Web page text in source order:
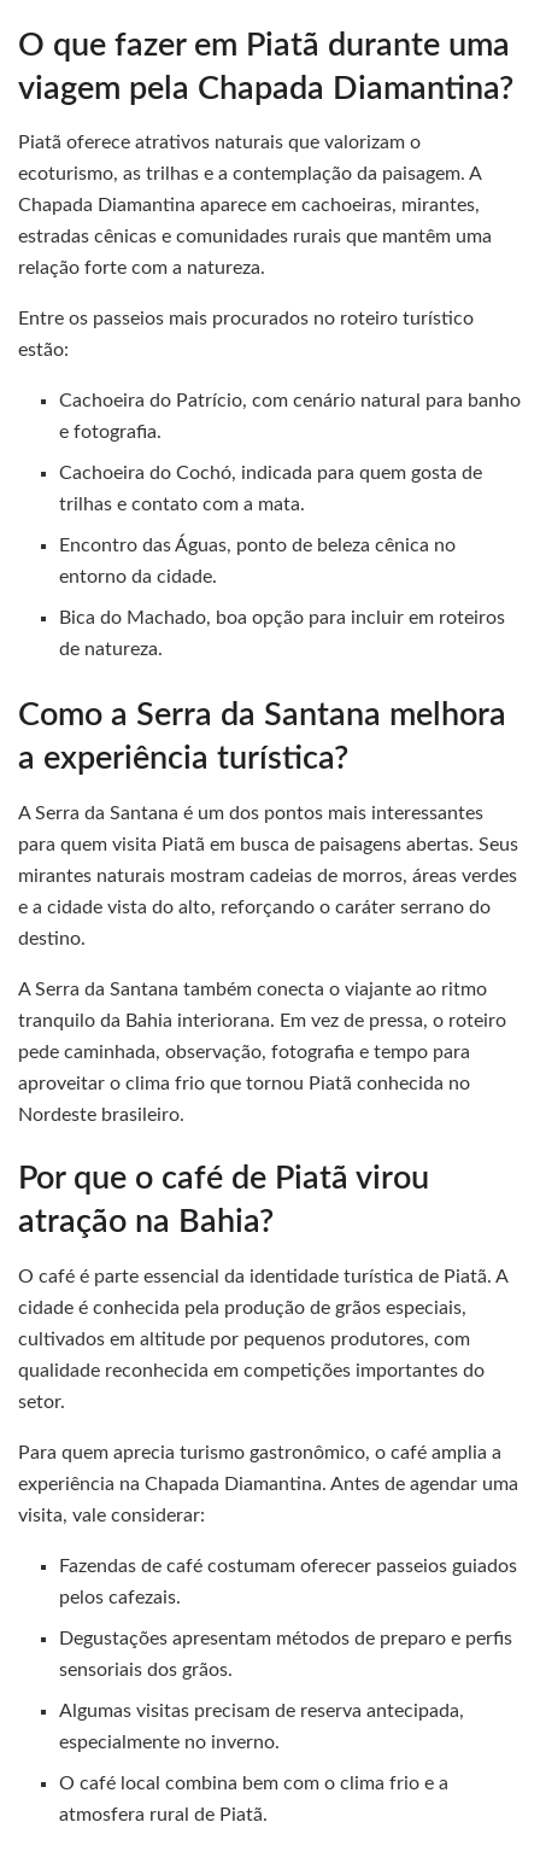
O que fazer em Piatã durante uma
viagem pela Chapada Diamantina?
Piatã oferece atrativos naturais que valorizam o
ecoturismo, as trilhas e a contemplação da paisagem. A
Chapada Diamantina aparece em cachoeiras, mirantes,
estradas cênicas e comunidades rurais que mantêm uma
relação forte com a natureza.
Entre os passeios mais procurados no roteiro turístico
estão:
Cachoeira do Patrício, com cenário natural para banho
e fotografia.
Cachoeira do Cochó, indicada para quem gosta de
trilhas e contato com a mata.
Encontro das Águas, ponto de beleza cênica no
entorno da cidade.
Bica do Machado, boa opção para incluir em roteiros
de natureza.
Como a Serra da Santana melhora
a experiência turística?
A Serra da Santana é um dos pontos mais interessantes
para quem visita Piatã em busca de paisagens abertas. Seus
mirantes naturais mostram cadeias de morros, áreas verdes
e a cidade vista do alto, reforçando o caráter serrano do
destino.
A Serra da Santana também conecta o viajante ao ritmo
tranquilo da Bahia interiorana. Em vez de pressa, o roteiro
pede caminhada, observação, fotografia e tempo para
aproveitar o clima frio que tornou Piatã conhecida no
Nordeste brasileiro.
Por que o café de Piatã virou
atração na Bahia?
O café é parte essencial da identidade turística de Piatã. A
cidade é conhecida pela produção de grãos especiais,
cultivados em altitude por pequenos produtores, com
qualidade reconhecida em competições importantes do
setor.
Para quem aprecia turismo gastronômico, o café amplia a
experiência na Chapada Diamantina. Antes de agendar uma
visita, vale considerar:
Fazendas de café costumam oferecer passeios guiados
pelos cafezais.
Degustações apresentam métodos de preparo e perfis
sensoriais dos grãos.
Algumas visitas precisam de reserva antecipada,
especialmente no inverno.
O café local combina bem com o clima frio e a
atmosfera rural de Piatã.